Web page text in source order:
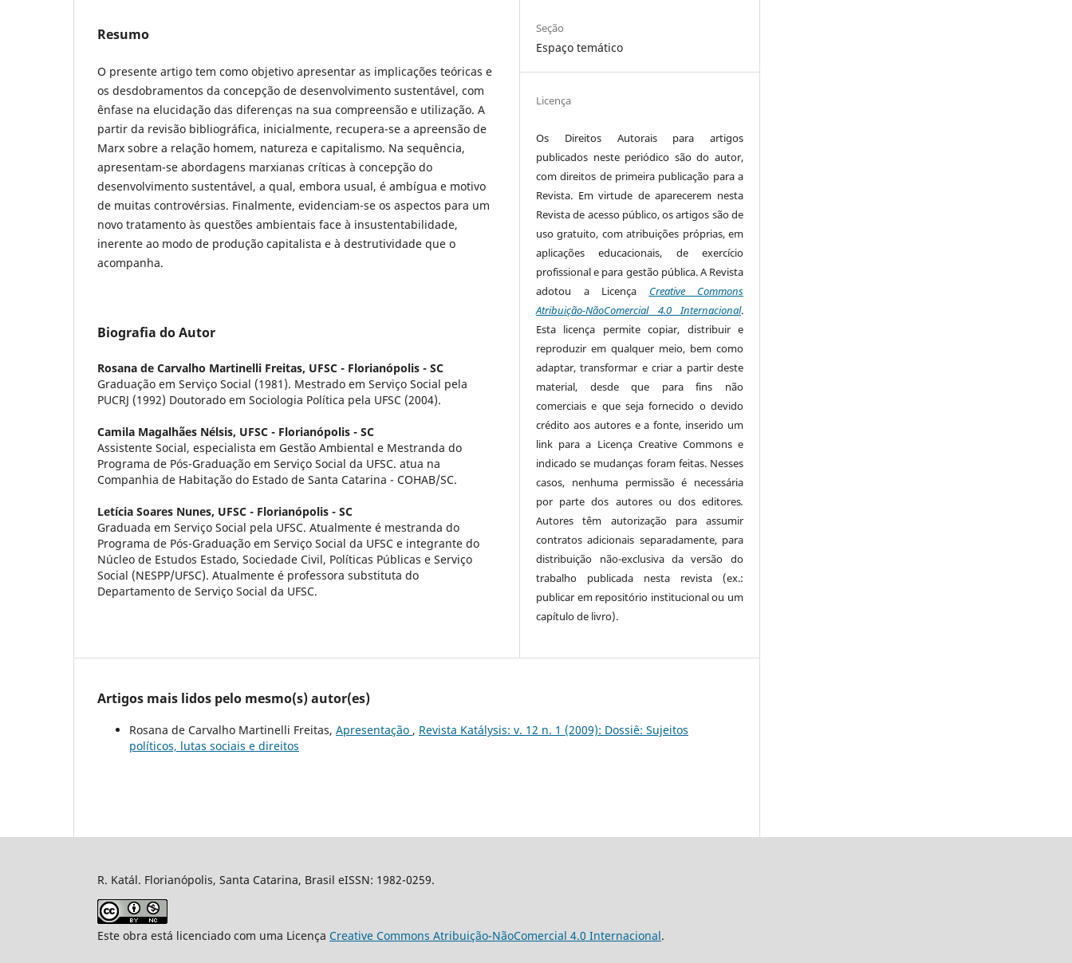
Resumo
O presente artigo tem como objetivo apresentar as implicações teóricas e
os desdobramentos da concepção de desenvolvimento sustentável, com
ênfase na elucidação das diferenças na sua compreensão e utilização. A
partir da revisão bibliográfica, inicialmente, recupera-se a apreensão de
Marx sobre a relação homem, natureza e capitalismo. Na sequência,
apresentam-se abordagens marxianas críticas à concepção do
desenvolvimento sustentável, a qual, embora usual, é ambígua e motivo
de muitas controvérsias. Finalmente, evidenciam-se os aspectos para um
novo tratamento às questões ambientais face à insustentabilidade,
inerente ao modo de produção capitalista e à destrutividade que o
acompanha.
Biografia do Autor
Rosana de Carvalho Martinelli Freitas, UFSC - Florianópolis - SC
Graduação em Serviço Social (1981). Mestrado em Serviço Social pela
PUCRJ (1992) Doutorado em Sociologia Política pela UFSC (2004).
Camila Magalhães Nélsis, UFSC - Florianópolis - SC
Assistente Social, especialista em Gestão Ambiental e Mestranda do
Programa de Pós-Graduação em Serviço Social da UFSC. atua na
Companhia de Habitação do Estado de Santa Catarina - COHAB/SC.
Letícia Soares Nunes, UFSC - Florianópolis - SC
Graduada em Serviço Social pela UFSC. Atualmente é mestranda do
Programa de Pós-Graduação em Serviço Social da UFSC e integrante do
Núcleo de Estudos Estado, Sociedade Civil, Políticas Públicas e Serviço
Social (NESPP/UFSC). Atualmente é professora substituta do
Departamento de Serviço Social da UFSC.
Seção
Espaço temático
Licença
Os Direitos Autorais para artigos
publicados neste periódico são do autor,
com direitos de primeira publicação para a
Revista. Em virtude de aparecerem nesta
Revista de acesso público, os artigos são de
uso gratuito, com atribuições próprias, em
aplicações educacionais, de exercício
profissional e para gestão pública. A Revista
adotou a Licença Creative Commons
Atribuição-NãoComercial 4.0 Internacional.
Esta licença permite copiar, distribuir e
reproduzir em qualquer meio, bem como
adaptar, transformar e criar a partir deste
material, desde que para fins não
comerciais e que seja fornecido o devido
crédito aos autores e a fonte, inserido um
link para a Licença Creative Commons e
indicado se mudanças foram feitas. Nesses
casos, nenhuma permissão é necessária
por parte dos autores ou dos editores.
Autores têm autorização para assumir
contratos adicionais separadamente, para
distribuição não-exclusiva da versão do
trabalho publicada nesta revista (ex.:
publicar em repositório institucional ou um
capítulo de livro).
Artigos mais lidos pelo mesmo(s) autor(es)
Rosana de Carvalho Martinelli Freitas, Apresentação , Revista Katálysis: v. 12 n. 1 (2009): Dossiê: Sujeitos
políticos, lutas sociais e direitos
R. Katál. Florianópolis, Santa Catarina, Brasil eISSN: 1982-0259.
Este obra está licenciado com uma Licença Creative Commons Atribuição-NãoComercial 4.0 Internacional.